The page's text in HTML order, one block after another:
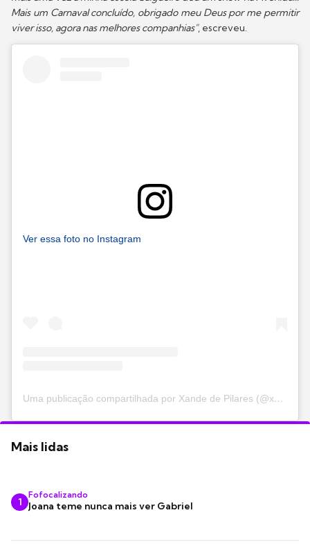
Mais um Carnaval concluído, obrigado meu Deus por me permitir
viver isso, agora nas melhores companhias", escreveu.
Ver essa foto no Instagram
Uma publicação compartilhada por Xande de Pilares (@xandedepilares)
Mais lidas
1
Fofocalizando
Joana teme nunca mais ver Gabriel